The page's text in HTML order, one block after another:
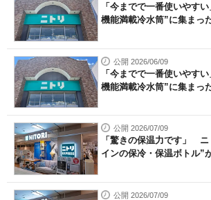
ちょっと気になるネットの話題「今までで一番使いやす
機能満載冷水筒”に集まっ
公開 2026/06/09
「今までで一番使いやす
機能満載冷水筒”に集まっ
公開 2026/07/09
「驚きの保温力です」
インの保冷・保温ボトル
公開 2026/07/09